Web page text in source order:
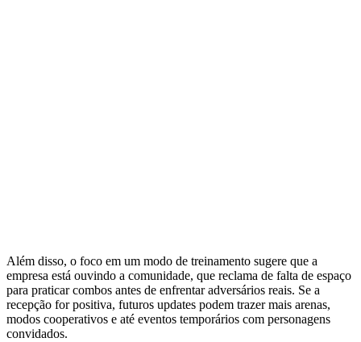
Além disso, o foco em um modo de treinamento sugere que a
empresa está ouvindo a comunidade, que reclama de falta de espaço
para praticar combos antes de enfrentar adversários reais. Se a
recepção for positiva, futuros updates podem trazer mais arenas,
modos cooperativos e até eventos temporários com personagens
convidados.